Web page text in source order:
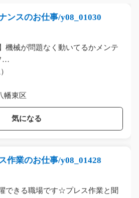
ンスのお仕事/y08_01030
機械が問題なく動いてるかメンテ
…
幡東区
気になる
作業のお仕事/y08_01428
できる職場です☆プレス作業と聞